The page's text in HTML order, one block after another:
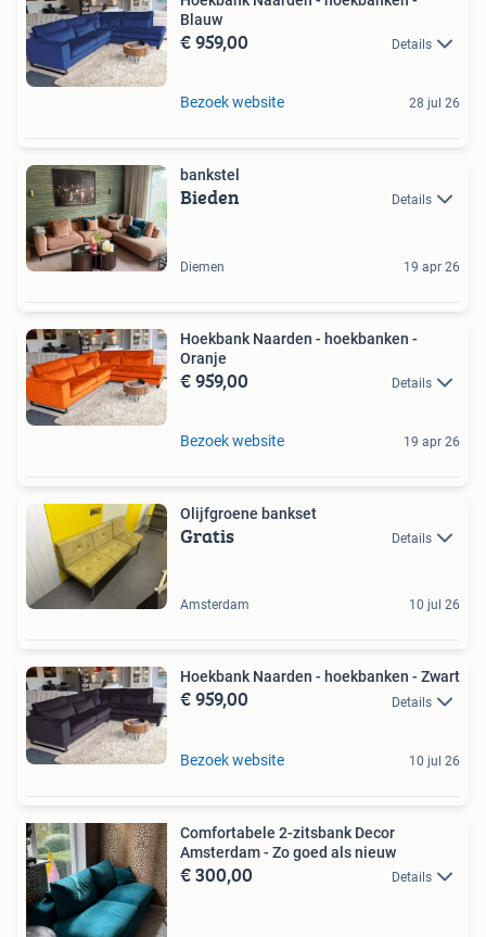
Blauw
€ 959,00 Details
Bezoek website 28 jul 26
bankstel
Bieden Details
Diemen 19 apr 26
Hoekbank Naarden - hoekbanken -
Oranje
€ 959,00 Details
Bezoek website 19 apr 26
Olijfgroene bankset
Gratis Details
Amsterdam 10 jul 26
Hoekbank Naarden - hoekbanken - Zwart
€ 959,00 Details
Bezoek website 10 jul 26
Comfortabele 2-zitsbank Decor
Amsterdam - Zo goed als nieuw
€ 300,00 Details